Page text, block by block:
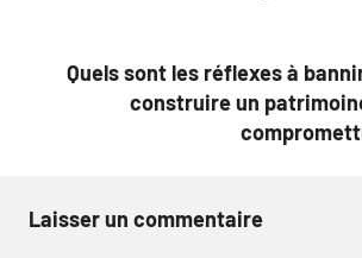
Quels sont les réflexes à
construire un
Laisser un commentaire